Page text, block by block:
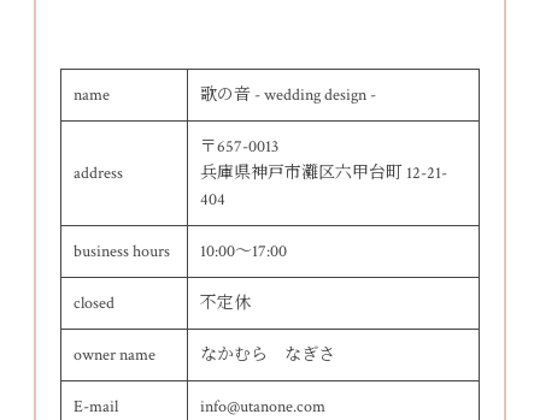
name 歌の音 - wedding design -
address
〒657-0013
兵庫県神戸市灘区六甲台町 12-21-
404
business hours 10:00～17:00
closed 不定休
owner name なかむら なぎさ
E-mail info@utanone.com